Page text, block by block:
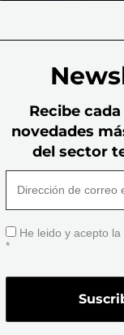
Recibe
novedades
del sector
He leido y acepto la
*